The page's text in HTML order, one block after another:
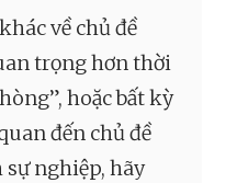
về chủ đề
trọng hơn thời
hoặc bất kỳ
đến chủ đề
nghiệp, hãy